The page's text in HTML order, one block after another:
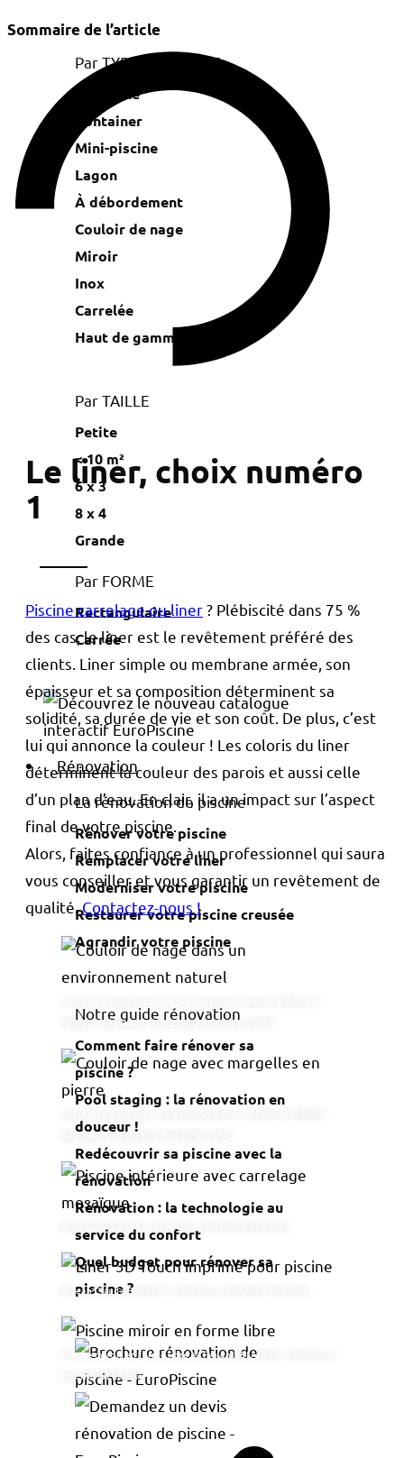
Par TYPE DE PISCINE
Naturelle
Container
Mini-piscine
Lagon
À débordement
Couloir de nage
Miroir
Inox
Carrelée
Haut de gamme
Par TAILLE
Petite
< 10 m²
6 x 3
8 x 4
Grande
Par FORME
Rectangulaire
Carrée
Rénovation
La rénovation de piscine
Rénover votre piscine
Remplacer votre liner
Moderniser votre piscine
Restaurer votre piscine creusée
Agrandir votre piscine
Notre guide rénovation
Comment faire rénover sa
piscine ?
Pool staging : la rénovation en
douceur !
Redécouvrir sa piscine avec la
rénovation
Rénovation : la technologie au
service du confort
Quel budget pour rénover sa
piscine ?
Sommaire de l’article
Le liner, choix numéro
1
Piscine carrelage ou liner? Plébiscité dans 75 %
des cas, le liner est le revêtement préféré des
clients. Liner simple ou membrane armée, son
épaisseur et sa composition déterminent sa
solidité, sa durée de vie et son coût. De plus, c’est
lui qui annonce la couleur ! Les coloris du liner
déterminent la couleur des parois et aussi celle
d’un plan d’eau. En clair, il a un impact sur l’aspect
final de votre piscine.
Alors, faites confiance à un professionnel qui saura
vous conseiller et vous garantir un revêtement de
qualité.Contactez-nous !
FERRER - Réalisation DECLERCQ PISCINES & SPAS
Réalisation DECLERCQ PISCINES & SPAS
© Philippe TROJAN - Réalisation PISCINE WEEK-END
© Jean-Claude CHARLET - Réalisation CHARLET PISCINES
Piscine miroir en forme libre. © Fabien DELAIRON - Réalisation
PISCINE WEEK-END